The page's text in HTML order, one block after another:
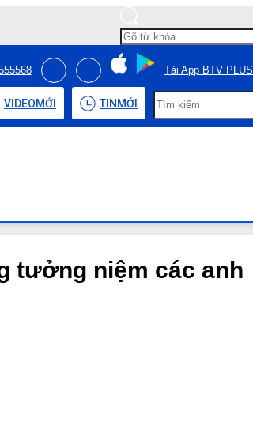
Tải App BTV PLUS
VIDEOMỚI TIN MỚI
tưởng niệm các anh